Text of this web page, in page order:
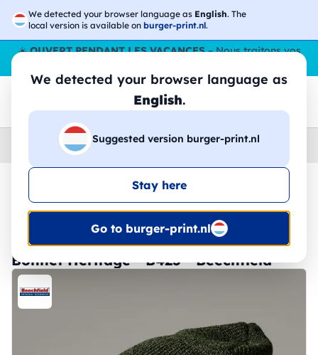
We detected your browser language as English. The
local version is available on burger-print.nl.
We detected your browser language as
English.
Suggested version burger-print.nl
Stay here
Go to burger-print.nl
☀️OUVERT PENDANT LES VACANCES– Nous traitons vos
Accessoires › chapeaux-personnalises
🔥 Impression DTF à -30 %
Bonnet Heritage - B425 - Beechfield